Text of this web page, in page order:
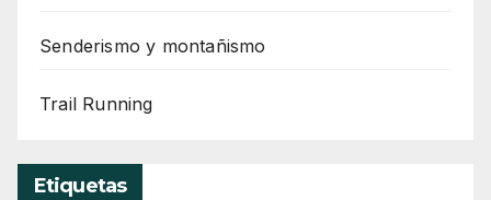
Senderismo y montañismo
Trail Running
Etiquetas